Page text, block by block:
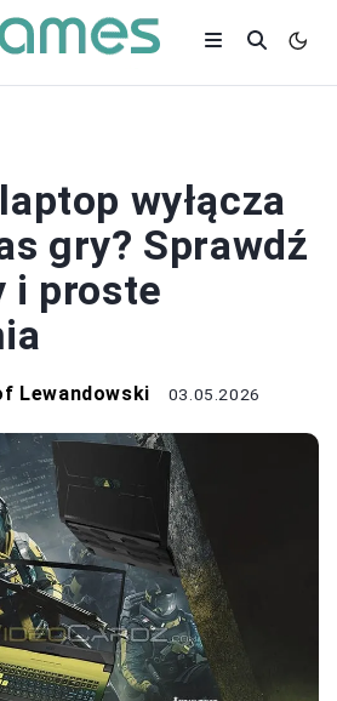
wyłącza
gry? Sprawdź
i proste
Lewandowski 03.05.2026